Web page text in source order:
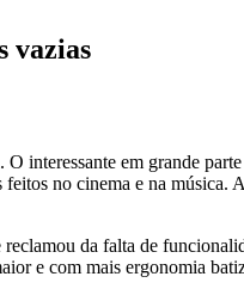
vazias
interessante em grande
no cinema e na
da falta de
e com mais ergonomia